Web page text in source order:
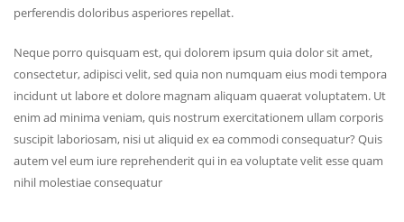
perferendis doloribus asperiores repellat.
Neque porro quisquam est, qui dolorem ipsum quia dolor sit amet,
consectetur, adipisci velit, sed quia non numquam eius modi tempora
incidunt ut labore et dolore magnam aliquam quaerat voluptatem. Ut
enim ad minima veniam, quis nostrum exercitationem ullam corporis
suscipit laboriosam, nisi ut aliquid ex ea commodi consequatur? Quis
autem vel eum iure reprehenderit qui in ea voluptate velit esse quam
nihil molestiae consequatur